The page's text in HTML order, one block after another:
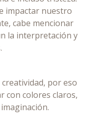
impactar nuestro
cabe mencionar
la interpretación y
por eso
con colores claros,